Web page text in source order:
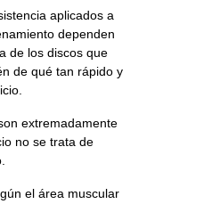
aplicados a
dependen
de los discos que
de qué tan rápido y
extremadamente
no se trata de
el área muscular